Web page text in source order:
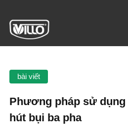
bài viết
Phương pháp sử dụng
hút bụi ba pha